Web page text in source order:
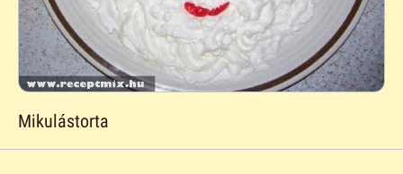
Mikulástorta